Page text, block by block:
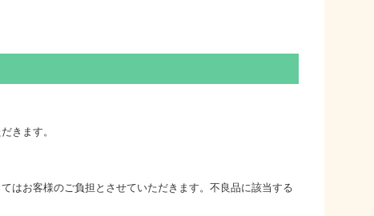
きます。
はお客様のご負担とさせていただきます。不良品に該当する